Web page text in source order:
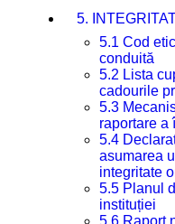
5.
5.1 Cod
conduită
5.2 Lista
cadourile
5.3
raportare a
5.4
asumarea
integritate
5.5 Planul
instituției
5.6 Raport